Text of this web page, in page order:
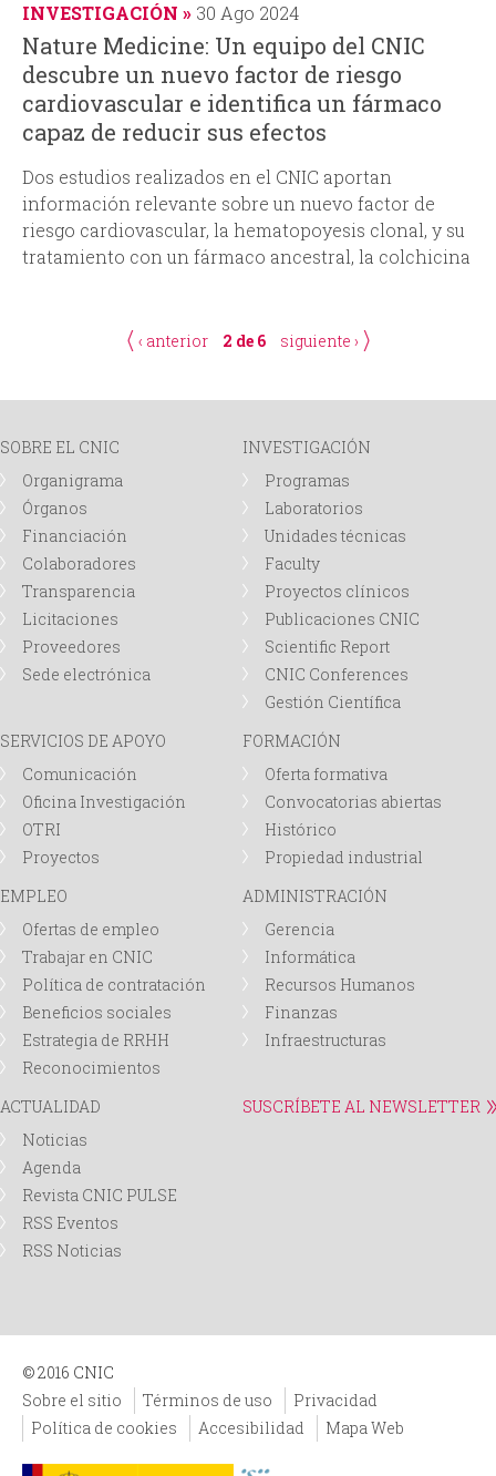
INVESTIGACIÓN 30 Ago 2024
Nature Medicine: Un equipo del CNIC
descubre un nuevo factor de riesgo
cardiovascular e identifica un fármaco
capaz de reducir sus efectos
Dos estudios realizados en el CNIC aportan
información relevante sobre un nuevo factor de
riesgo cardiovascular, la hematopoyesis clonal, y su
tratamiento con un fármaco ancestral, la colchicina
‹ anterior 2 de 6 siguiente ›
SOBRE EL CNIC
Organigrama
Órganos
Financiación
Colaboradores
Transparencia
Licitaciones
Proveedores
Sede electrónica
INVESTIGACIÓN
Programas
Laboratorios
Unidades técnicas
Faculty
Proyectos clínicos
Publicaciones CNIC
Scientific Report
CNIC Conferences
Gestión Científica
SERVICIOS DE APOYO
Comunicación
Oficina Investigación
OTRI
Proyectos
FORMACIÓN
Oferta formativa
Convocatorias abiertas
Histórico
Propiedad industrial
EMPLEO
Ofertas de empleo
Trabajar en CNIC
Política de contratación
Beneficios sociales
Estrategia de RRHH
Reconocimientos
ADMINISTRACIÓN
Gerencia
Informática
Recursos Humanos
Finanzas
Infraestructuras
ACTUALIDAD
Noticias
Agenda
Revista CNIC PULSE
RSS Eventos
RSS Noticias
SUSCRÍBETE AL NEWSLETTER
© 2016 CNIC
Sobre el sitio
Términos de uso
Privacidad
Política de cookies
Accesibilidad Mapa Web